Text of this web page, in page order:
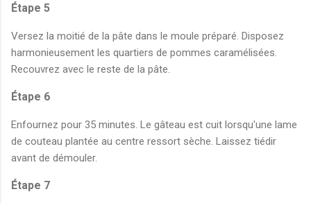
Étape 5
Versez la moitié de la pâte dans le moule préparé. Disposez
harmonieusement les quartiers de pommes caramélisées.
Recouvrez avec le reste de la pâte.
Étape 6
Enfournez pour 35 minutes. Le gâteau est cuit lorsqu'une lame
de couteau plantée au centre ressort sèche. Laissez tiédir
avant de démouler.
Étape 7